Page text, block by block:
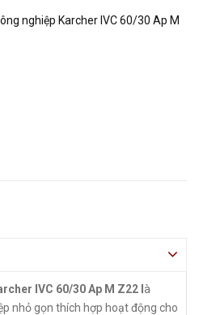
nghiệp Karcher IVC 60/30 Ap M
IVC 60/30 Ap M Z22 l à
nhỏ gọn thích hợp hoạt động cho